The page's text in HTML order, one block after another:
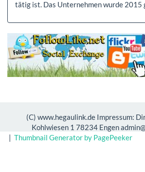
tätig ist. Das Unternehmen wurde 2015
(C) www.hegaulink.de Impressum:
Kohlwiesen 1 78234 Engen
| Thumbnail Generator by PagePeeker